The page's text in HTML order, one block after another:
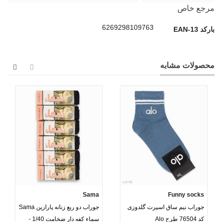
مرجع خاص
بارکد EAN-13 6269298109763
محصولات مشابه
Funny socks
جوراب نیم ساق اسپرت گلدوزی
کد 76504 طرح Alo
Sama
جوراب دو ربع زنانه پارازین Sama
سماء کفه دار ضخامت 1/40 -